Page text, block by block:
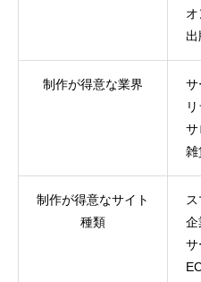
出
制作が得意な業界
サ
サ
雑
制作が得意なサイト
種類
ス
企
サ